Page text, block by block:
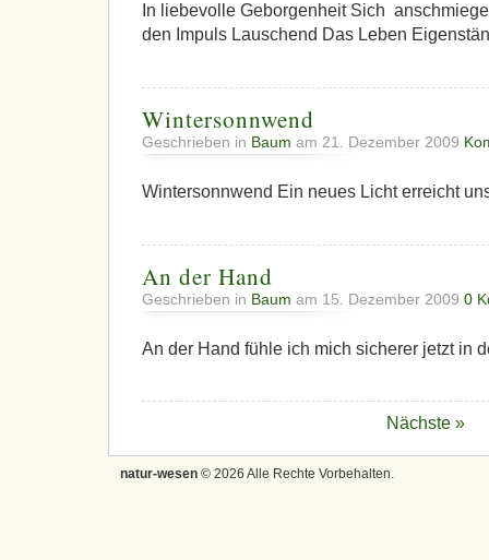
In liebevolle Geborgenheit Sich
den Impuls Lauschend Das Leben
Wintersonnwend
Geschrieben in Baum am 21. Dezember 2009
Wintersonnwend Ein neues Licht erreicht
An der Hand
Geschrieben in Baum am 15. Dezember 2009 0
An der Hand fühle ich mich sicherer jetzt in
Nächste »
natur-wesen © 2026 Alle Rechte Vorbehalten.